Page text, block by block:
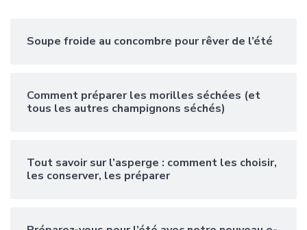
Soupe froide au concombre pour rêver de l’été
Comment préparer les morilles séchées (et
tous les autres champignons séchés)
Tout savoir sur l’asperge : comment les choisir,
les conserver, les préparer